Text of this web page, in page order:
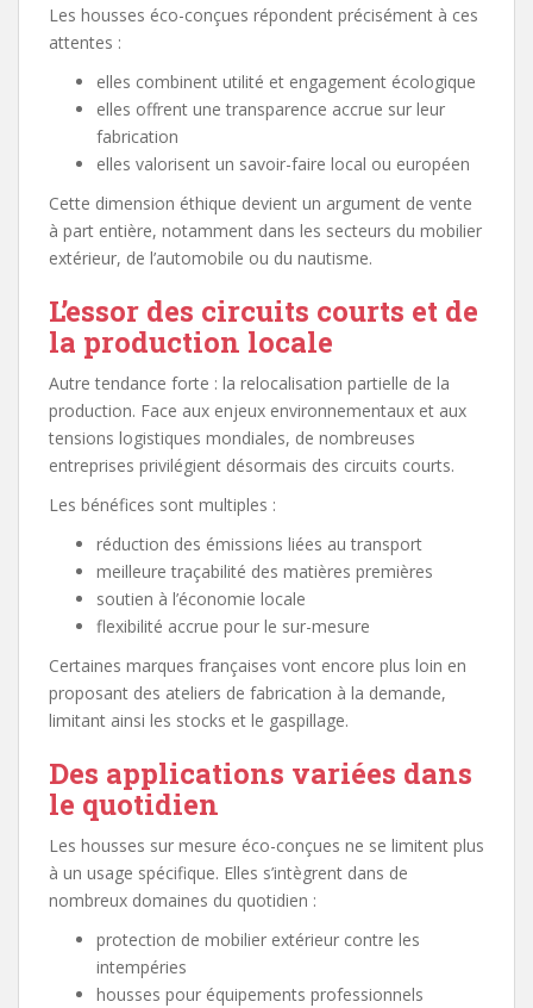
Les housses éco-conçues répondent précisément à ces
attentes :
elles combinent utilité et engagement écologique
elles offrent une transparence accrue sur leur
fabrication
elles valorisent un savoir-faire local ou européen
Cette dimension éthique devient un argument de vente
à part entière, notamment dans les secteurs du mobilier
extérieur, de l’automobile ou du nautisme.
L’essor des circuits courts et de
la production locale
Autre tendance forte : la relocalisation partielle de la
production. Face aux enjeux environnementaux et aux
tensions logistiques mondiales, de nombreuses
entreprises privilégient désormais des circuits courts.
Les bénéfices sont multiples :
réduction des émissions liées au transport
meilleure traçabilité des matières premières
soutien à l’économie locale
flexibilité accrue pour le sur-mesure
Certaines marques françaises vont encore plus loin en
proposant des ateliers de fabrication à la demande,
limitant ainsi les stocks et le gaspillage.
Des applications variées dans
le quotidien
Les housses sur mesure éco-conçues ne se limitent plus
à un usage spécifique. Elles s’intègrent dans de
nombreux domaines du quotidien :
protection de mobilier extérieur contre les
intempéries
housses pour équipements professionnels